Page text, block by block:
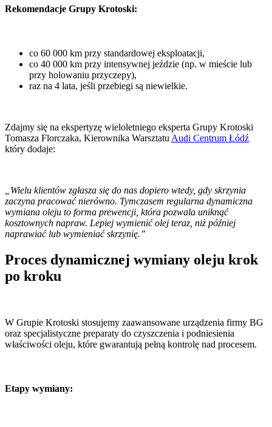
Rekomendacje Grupy Krotoski:
co 60 000 km przy standardowej eksploatacji,
co 40 000 km przy intensywnej jeździe (np. w mieście lub
przy holowaniu przyczepy),
raz na 4 lata, jeśli przebiegi są niewielkie.
Zdajmy się na ekspertyzę wieloletniego eksperta Grupy Krotoski
Tomasza Florczaka, Kierownika Warsztatu Audi Centrum Łódź
który dodaje:
„Wielu klientów zgłasza się do nas dopiero wtedy, gdy skrzynia
zaczyna pracować nierówno. Tymczasem regularna dynamiczna
wymiana oleju to forma prewencji, która pozwala uniknąć
kosztownych napraw. Lepiej wymienić olej teraz, niż później
naprawiać lub wymieniać skrzynię.”
Proces dynamicznej wymiany oleju krok
po kroku
W Grupie Krotoski stosujemy zaawansowane urządzenia firmy BG
oraz specjalistyczne preparaty do czyszczenia i podniesienia
właściwości oleju, które gwarantują pełną kontrolę nad procesem.
Etapy wymiany: